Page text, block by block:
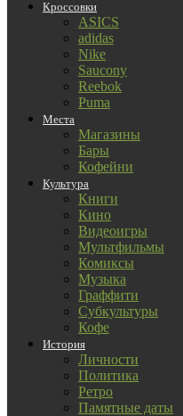
Кроссовки
ASICS
adidas
Nike
Saucony
Reebok
Puma
Места
Магазины
Бары
Кофейни
Культура
Книги
Кино
Видеоигры
Мультфильмы
Комиксы
Музыка
Граффити
Субкультуры
Кофе
История
Личности
Политика
Ретро
Памятные даты